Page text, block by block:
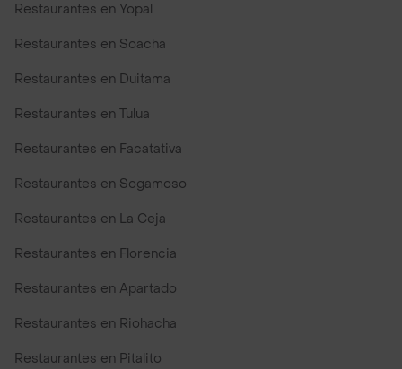
Restaurantes en Yopal
Restaurantes en Soacha
Restaurantes en Duitama
Restaurantes en Tulua
Restaurantes en Facatativa
Restaurantes en Sogamoso
Restaurantes en La Ceja
Restaurantes en Florencia
Restaurantes en Apartado
Restaurantes en Riohacha
Restaurantes en Pitalito